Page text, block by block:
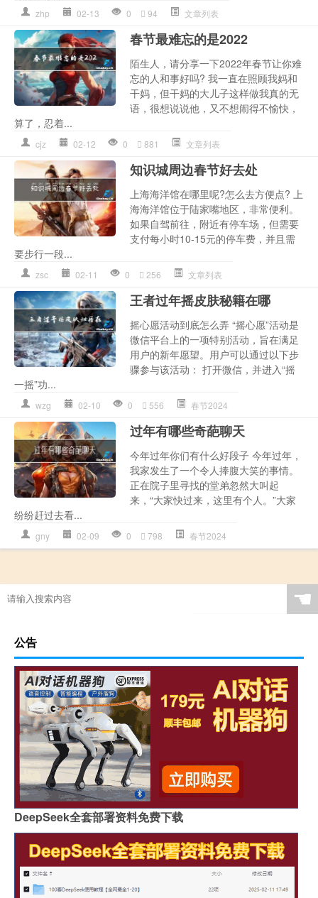
zhp 02-13 0 94 文章列表
春节最难忘的是2022
陌生人，请分享一下2022年春节让你难
忘的人和事好吗? 我一直在照顾我妈和
干妈，但干妈的大儿子这样做我真的无
语，很想说说他，又不想闹得不愉快，
算了，忍着...
cjz 02-12 0 881 文章列表
知识城周边春节好去处
上海海洋馆在哪里呢?怎么去方便点? 上
海海洋馆位于陆家嘴地区，非常便利。
如果自驾前往，附近有停车场，但需要
支付每小时10-15元的停车费，并且需
要步行一段...
zsc 02-11 0 256 文章列表
王者过年摇皮肤秘籍在哪
摇心愿活动到底怎么弄 “摇心愿”活动是
微信平台上的一项特别活动，旨在满足
用户的新年愿望。用户可以通过以下步
骤参与该活动： 打开微信，并进入“摇
一摇”功...
wzg 02-10 0 556 春节2024
过年有哪些奇葩聊天
今年过年你们有什么好段子 今年过年，
我家发生了一个令人捧腹大笑的事情。
正在院子里寻找的堂弟忽然大叫起
来，“大家快过来，这里有个人。”大家
纷纷赶过去看...
gny 02-09 0 798 春节2024
☚
公告
DeepSeek全套部署资料免费下载